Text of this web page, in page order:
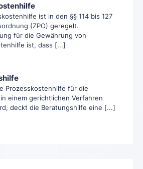
ist in den §§ 114 bis 127
(ZPO) geregelt.
für die Gewährung von
ist, dass [...]
Prozesskostenhilfe für die
einem gerichtlichen Verfahren
deckt die Beratungshilfe eine [...]